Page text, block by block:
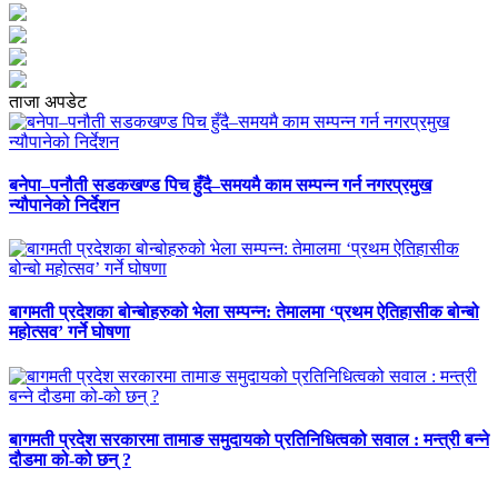
ताजा अपडेट
बनेपा–पनौती सडकखण्ड पिच हुँदै–समयमै काम सम्पन्न गर्न नगरप्रमुख
न्यौपानेको निर्देशन
बागमती प्रदेशका बोन्बोहरुको भेला सम्पन्न: तेमालमा ‘प्रथम ऐतिहासीक बोन्बो
महोत्सव’ गर्ने घोषणा
बागमती प्रदेश सरकारमा तामाङ समुदायको प्रतिनिधित्वको सवाल : मन्त्री बन्ने
दौडमा को‐को छन् ?